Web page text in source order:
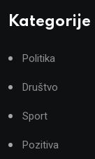
Kategorije
Politika
Društvo
Sport
Pozitiva